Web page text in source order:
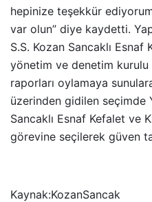
hepinize teşekkür
var olun” diye kaydetti.
S.S. Kozan Sancaklı
yönetim ve denetim
raporları oylamaya
üzerinden gidilen seçimde
Sancaklı Esnaf Kefalet ve
görevine seçilerek güven
Kaynak:KozanSancak